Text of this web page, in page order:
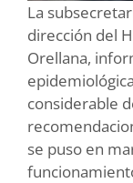
La
dirección del
Orellana,
considerable
se puso en